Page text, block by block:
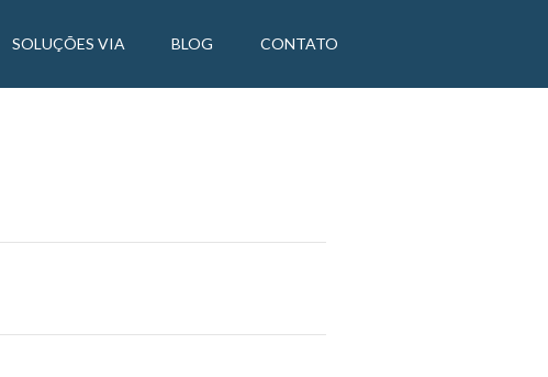
SOLUÇÕES VIA BLOG CONTATO